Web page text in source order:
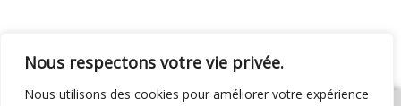
Nous respectons votre vie privée.
Nous utilisons des cookies pour améliorer votre expérience